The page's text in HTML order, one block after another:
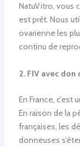
NatuVitro, vous
est prêt. Nous
ovarienne les
continu de
2. FIV avec don
En France,
En raison de la
françaises, les
donneuses